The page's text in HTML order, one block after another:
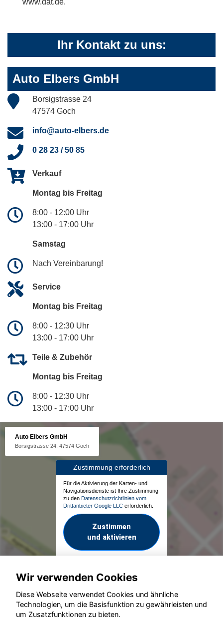
www.dat.de.
Ihr Kontakt zu uns:
Auto Elbers GmbH
Borsigstrasse 24
47574 Goch
info@auto-elbers.de
0 28 23 / 50 85
Verkauf
Montag bis Freitag
8:00 - 12:00 Uhr
13:00 - 17:00 Uhr
Samstag
Nach Vereinbarung!
Service
Montag bis Freitag
8:00 - 12:30 Uhr
13:00 - 17:00 Uhr
Teile & Zubehör
Montag bis Freitag
8:00 - 12:30 Uhr
13:00 - 17:00 Uhr
Auto Elbers GmbH
Borsigstrasse 24, 47574 Goch
Zustimmung erforderlich
Für die Aktivierung der Karten- und
Navigationsdienste ist Ihre Zustimmung
zu den Datenschutzrichtlinien vom
Drittanbieter Google LLC erforderlich.
Zustimmen
und aktivieren
© konjunkturmotor.de GmbH 2020 - 2026
Wir verwenden Cookies
Diese Webseite verwendet Cookies und ähnliche
Technologien, um die Basisfunktion zu gewährleisten und
um Zusatzfunktionen zu bieten.